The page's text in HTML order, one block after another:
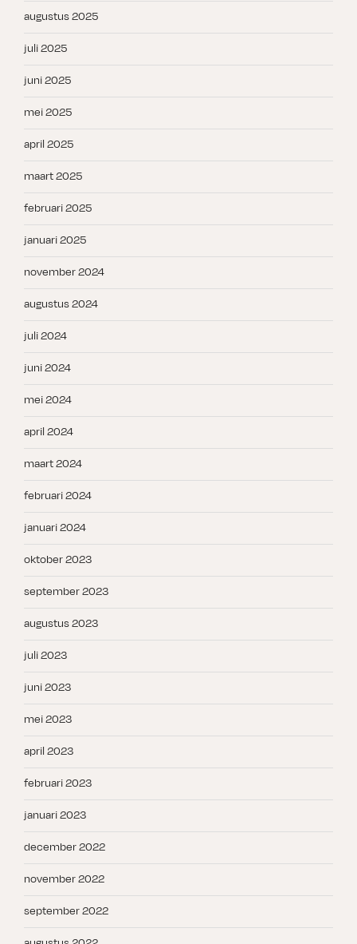
augustus 2025
juli 2025
juni 2025
mei 2025
april 2025
maart 2025
februari 2025
januari 2025
november 2024
augustus 2024
juli 2024
juni 2024
mei 2024
april 2024
maart 2024
februari 2024
januari 2024
oktober 2023
september 2023
augustus 2023
juli 2023
juni 2023
mei 2023
april 2023
februari 2023
januari 2023
december 2022
november 2022
september 2022